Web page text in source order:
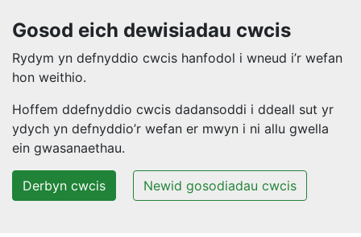
Gosod eich dewisiadau cwcis
Rydym yn defnyddio cwcis hanfodol i wneud i’r wefan
hon weithio.
Hoffem ddefnyddio cwcis dadansoddi i ddeall sut yr
ydych yn defnyddio’r wefan er mwyn i ni allu gwella
ein gwasanaethau.
Derbyn cwcis Newid gosodiadau cwcis